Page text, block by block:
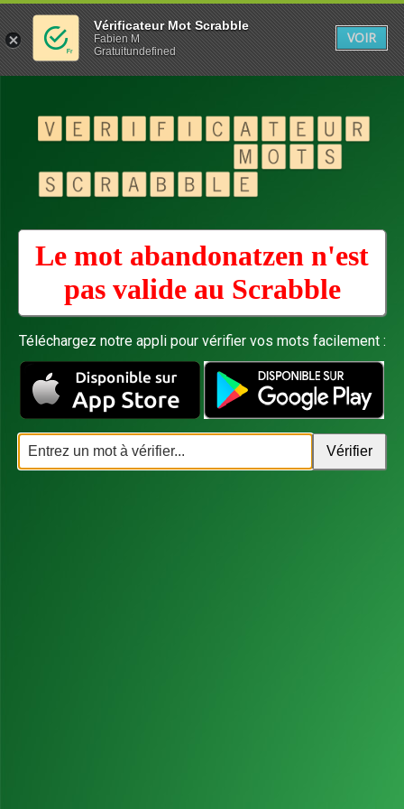
Le mot abandonatzen n'est
pas valide au Scrabble
Téléchargez notre appli pour vérifier vos mots facilement :
Vérificateur Mot Scrabble
Fabien M
Gratuitundefined
VOIR